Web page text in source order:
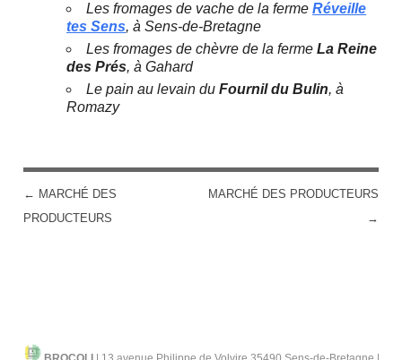
Les fromages de vache de la fermeRéveille
tes Sens, à Sens-de-Bretagne
Les fromages de chèvre de la fermeLa Reine
des Prés, à Gahard
Le pain au levain duFournil du Bulin, à
Romazy
POST NAVIGATION
← MARCHÉ DES
PRODUCTEURS
MARCHÉ DES PRODUCTEURS
→